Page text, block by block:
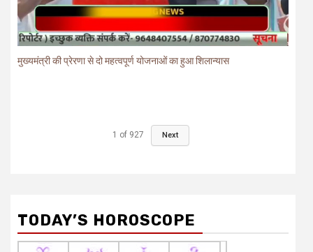
मुख्यमंत्री की प्रेरणा से दो महत्वपूर्ण योजनाओं का हुआ शिलान्यास
1 of 927 Next
TODAY’S HOROSCOPE